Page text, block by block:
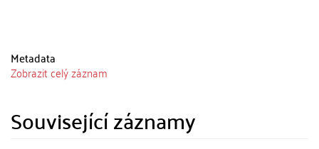
Metadata
Zobrazit celý záznam
Související záznamy